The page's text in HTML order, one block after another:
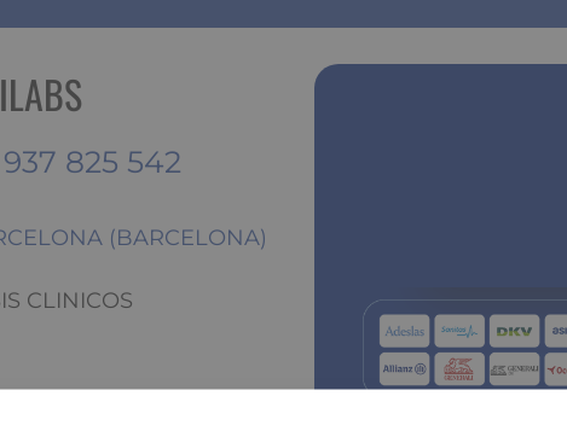
937 825 542
(BARCELONA)
CLINICOS